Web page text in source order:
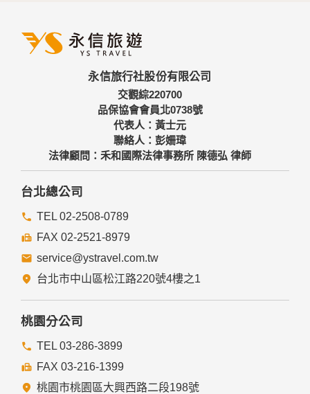
三、資料之保護
備及必要的安全防護措施，加以保護網站及您的個人資料採用
嚴格的保護措施，只由經過授權的人員才能接觸您的個人資
料，相關處理人員皆簽有保密合約，如有違反保密義務者，將
會受到相關的法律處分。
如因業務需要有必要委託其他單位提供服務時，本網站亦會嚴
格要求其遵守保密義務，並且採取必要檢查程序以確定其將確
實遵守。
四、網站對外的相關連結
提供的連結，點選進入其他網站。但該連結網站不適用本網站
的隱私權保護政策，您必須參考該連結網站中的隱私權保護政
策。
五、與第三人共用個人資料之政策
本網站絕不會提供、交換、出租或出售任何您的個人資料給其
他個人、團體、私人企業或公務機關，但有法律依據或合約義
務者，不在此限。
前項但書之情形包括不限於：
經由您書面同意。
法律明文規定。
永信旅行社股份有限公司
交觀綜220700
品保協會會員北0738號
代表人：黃士元
聯絡人：彭姍瑋
法律顧問：禾和國際法律事務所 陳德弘 律師
台北總公司
TEL 02-2508-0789
FAX 02-2521-8979
service@ystravel.com.tw
台北市中山區松江路220號4樓之1
桃園分公司
TEL 03-286-3899
FAX 03-216-1399
桃園市桃園區大興西路二段198號